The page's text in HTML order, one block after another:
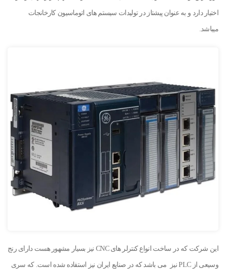
اختیار دارد و به عنوان پیشتاز در تولیدات سیستم های اتوماسیون کارخانجات
میباشد.
این شرکت که در ساخت انواع کنترلر های CNC نیز بسیار مشهور هست دارای رنج
وسیعی از PLC نیز می باشد که در صنایع ایران نیز استفاده شده است. که سری